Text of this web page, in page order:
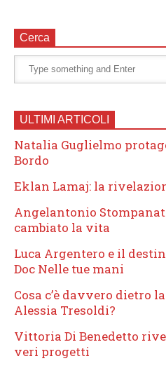
Cerca
ULTIMI ARTICOLI
Natalia Guglielmo
Bordo
Eklan Lamaj: la
Angelantonio
cambiato la vita
Luca Argentero e il
Doc Nelle tue mani
Cosa c’è davvero dietro
Alessia Tresoldi?
Vittoria Di Benedetto
veri progetti